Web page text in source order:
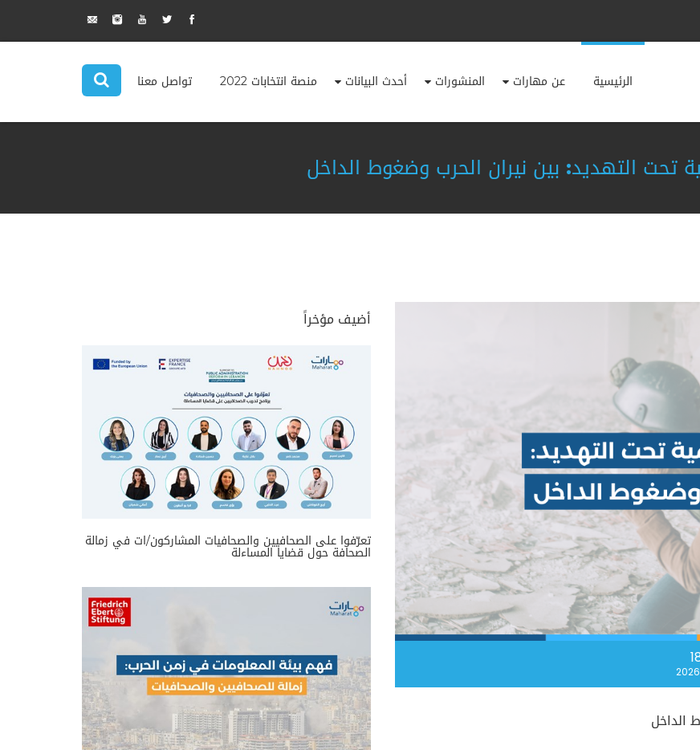
الرئيسية عن مهارات المنشورات أحدث البيانات منصة انتخابات 2022 تواصل معنا
تحت التهديد: بين نيران الحرب وضغوط الداخل
الداخل
أضيف مؤخراً
تعرّفوا على الصحافيين والصحافيات المشاركون/ات في زمالة
الصحافة حول قضايا المساءلة